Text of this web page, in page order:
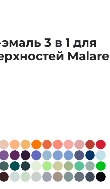
3 в 1 для
Malare